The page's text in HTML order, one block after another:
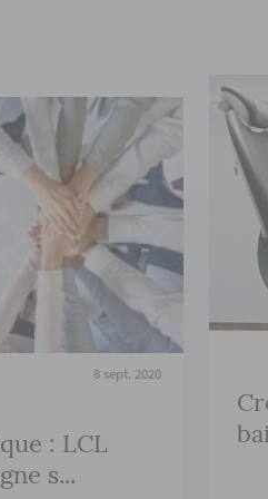
8 sept. 2020
: LCL
s...